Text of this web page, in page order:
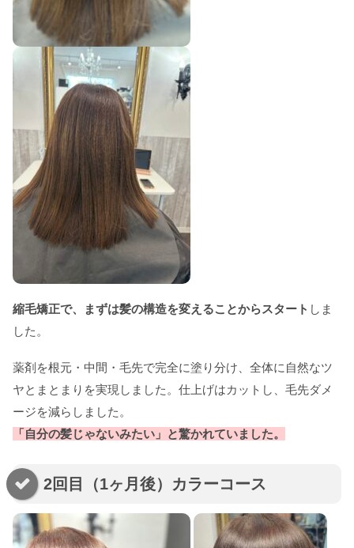
縮毛矯正で、まずは髪の構造を変えることからスタート しま
した。
薬剤を根元・中間・毛先で完全に塗り分け、全体に自然なツ
ヤとまとまりを実現しました。仕上げはカットし、毛先ダメ
ージを減らしました。
「自分の髪じゃないみたい」と驚かれていました。
2回目（1ヶ月後）カラーコース